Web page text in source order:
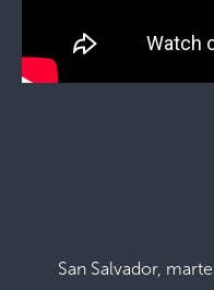
San Salvador,